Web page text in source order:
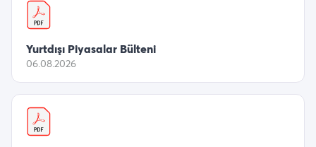
Yurtdışı Piyasalar Bülteni
06.08.2026